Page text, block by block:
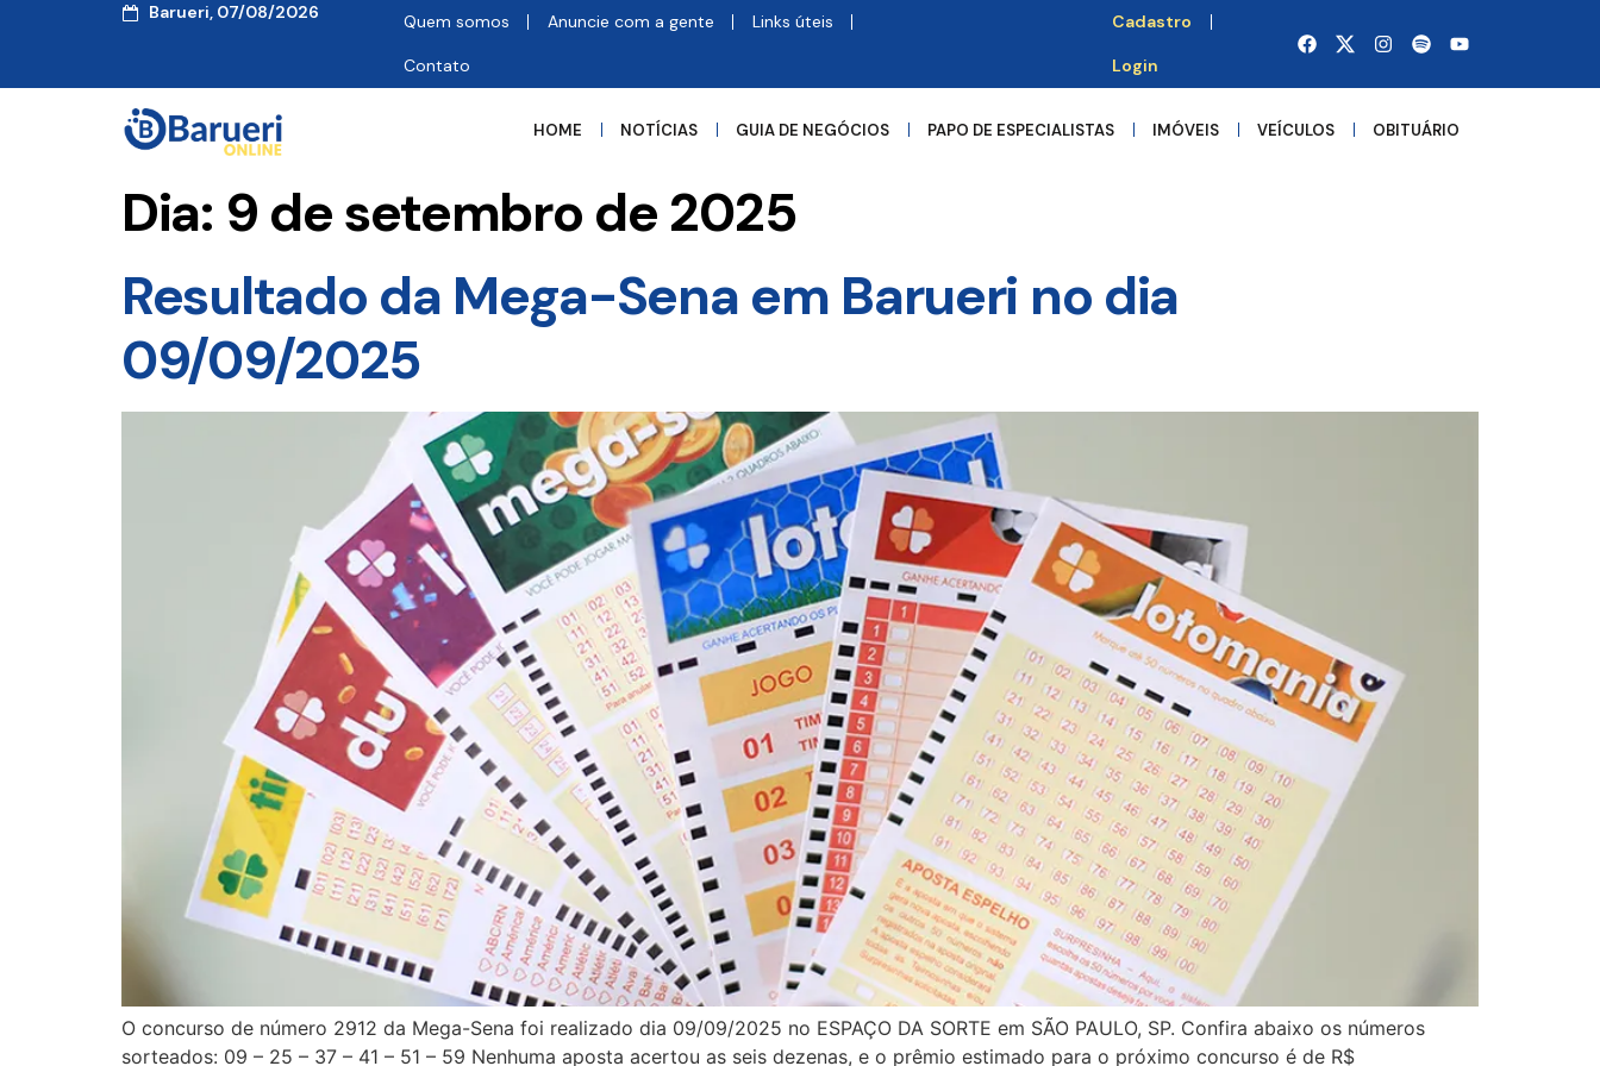
Barueri, 07/08/2026 Quem somos Anuncie com a gente Links úteis
Contato
Cadastro
Login
HOME NOTÍCIAS GUIA DE NEGÓCIOS PAPO DE ESPECIALISTAS IMÓVEIS VEÍCULOS OBITUÁRIO
Dia: 9 de setembro de 2025
Resultado da Mega-Sena em Barueri no dia
09/09/2025
O concurso de número 2912 da Mega-Sena foi realizado dia 09/09/2025 no ESPAÇO DA SORTE em SÃO PAULO, SP. Confira abaixo os números
sorteados: 09 – 25 – 37 – 41 – 51 – 59 Nenhuma aposta acertou as seis dezenas, e o prêmio estimado para o próximo concurso é de R$